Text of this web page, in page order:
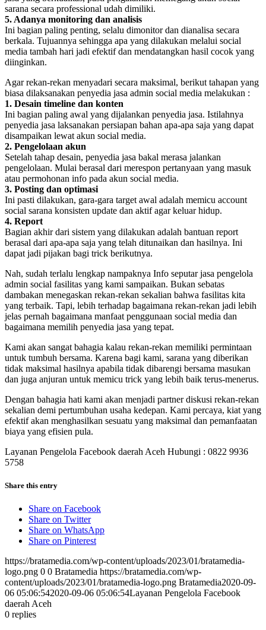
sarana secara professional udah dimiliki.
5. Adanya monitoring dan analisis
Ini bagian paling penting, selalu dimonitor dan dianalisa secara
berkala. Tujuannya sehingga apa yang dilakukan melalui social
media tambah hari jadi efektif dan mendatangkan hasil cocok yang
diinginkan.
Agar rekan-rekan menyadari secara maksimal, berikut tahapan yang
biasa dilaksanakan penyedia jasa admin social media melakukan :
1. Desain timeline dan konten
Ini bagian paling awal yang dijalankan penyedia jasa. Istilahnya
penyedia jasa laksanakan persiapan bahan apa-apa saja yang dapat
disampaikan lewat akun social media.
2. Pengelolaan akun
Setelah tahap desain, penyedia jasa bakal merasa jalankan
pengelolaan. Mulai berasal dari merespon pertanyaan yang masuk
atau permohonan info pada akun social media.
3. Posting dan optimasi
Ini pasti dilakukan, gara-gara target awal adalah memicu account
social sarana konsisten update dan aktif agar keluar hidup.
4. Report
Bagian akhir dari sistem yang dilakukan adalah bantuan report
berasal dari apa-apa saja yang telah ditunaikan dan hasilnya. Ini
dapat jadi pijakan bagi trick berikutnya.
Nah, sudah terlalu lengkap nampaknya Info seputar jasa pengelola
admin social fasilitas yang kami sampaikan. Bukan sebatas
dambakan menegaskan rekan-rekan sekalian bahwa fasilitas kita
yang terbaik. Tapi, lebih terhadap bagaimana rekan-rekan jadi lebih
jelas pernah bagaimana manfaat penggunaan social media dan
bagaimana memilih penyedia jasa yang tepat.
Kami akan sangat bahagia kalau rekan-rekan memiliki permintaan
untuk tumbuh bersama. Karena bagi kami, sarana yang diberikan
tidak maksimal hasilnya apabila tidak dibarengi bersama masukan
dan juga anjuran untuk memicu trick yang lebih baik terus-menerus.
Dengan bahagia hati kami akan menjadi partner diskusi rekan-rekan
sekalian demi pertumbuhan usaha kedepan. Kami percaya, kiat yang
efektif akan menghasilkan sesuatu yang maksimal dan pemanfaatan
biaya yang efisien pula.
Layanan Pengelola Facebook daerah Aceh Hubungi : 0822 9936
5758
Share this entry
Share on Facebook
Share on Twitter
Share on WhatsApp
Share on Pinterest
https://bratamedia.com/wp-content/uploads/2023/01/bratamedia-
logo.png 0 0 Bratamedia https://bratamedia.com/wp-
content/uploads/2023/01/bratamedia-logo.png Bratamedia2020-09-
06 05:06:542020-09-06 05:06:54Layanan Pengelola Facebook
daerah Aceh
0 replies